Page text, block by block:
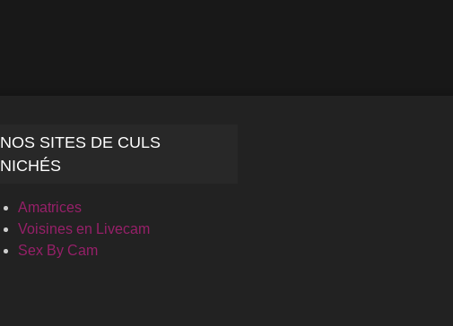
NOS SITES DE CULS
NICHÉS
Amatrices
Voisines en Livecam
Sex By Cam